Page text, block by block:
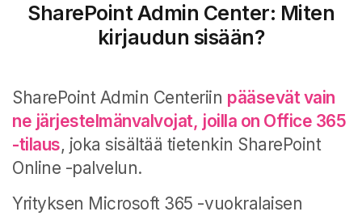
SharePoint Admin Center: Miten
kirjaudun sisään?
SharePoint Admin Centeriin pääsevät vain
ne järjestelmänvalvojat, joilla on Office 365
-tilaus, joka sisältää tietenkin SharePoint
Online -palvelun.
Yrityksen Microsoft 365 -vuokralaisen